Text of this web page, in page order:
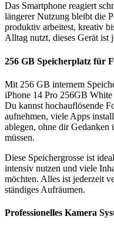
Das Smartphone reagiert
längerer Nutzung bleibt die
produktiv arbeitest, kreativ
Alltag nutzt, dieses Gerät ist
256 GB Speicherplatz für
Mit 256 GB internem
iPhone 14 Pro 256GB
Du kannst hochauflösende
aufnehmen, viele Apps
ablegen, ohne dir Gedanken
müssen.
Diese Speichergrosse ist
intensiv nutzen und viele
möchten. Alles ist jederzeit
ständiges Aufräumen.
Professionelles Kamera